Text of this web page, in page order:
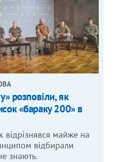
розповіли, як
«бараку 200» в
відрізнявся майже на
відбирали
знають.